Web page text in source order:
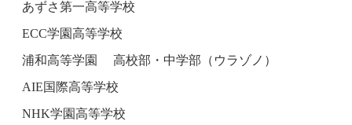
あずさ第一高等学校
ECC学園高等学校
浦和高等学園 高校部・中学部（ウラゾノ）
AIE国際高等学校
NHK学園高等学校